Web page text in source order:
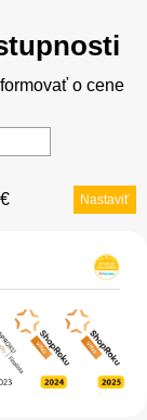
o cene
€ Nastaviť